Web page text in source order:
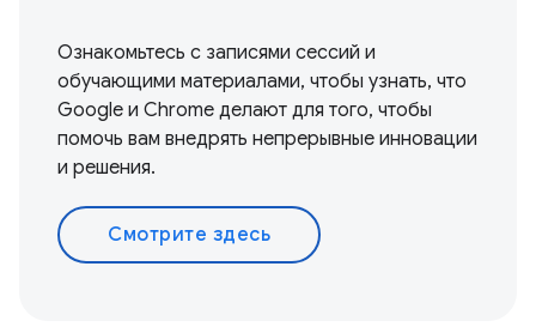
Ознакомьтесь с записями сессий и
обучающими материалами, чтобы узнать, что
Google и Chrome делают для того, чтобы
помочь вам внедрять непрерывные инновации
и решения.
Смотрите здесь